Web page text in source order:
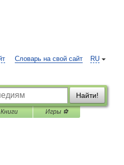
RU
Словарь на свой сайт
Найти!
Книги Игры ⚽